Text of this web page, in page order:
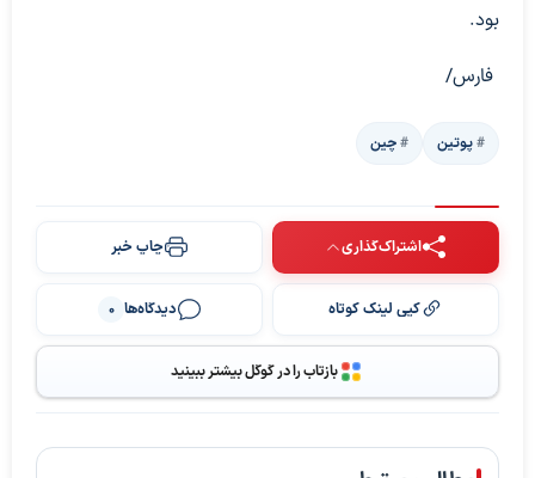
بود.
فارس/
پوتین چین
اشتراک‌گذاری چاپ خبر
کپی لینک کوتاه دیدگاه‌ها 0
بازتاب را در گوگل بیشتر ببینید